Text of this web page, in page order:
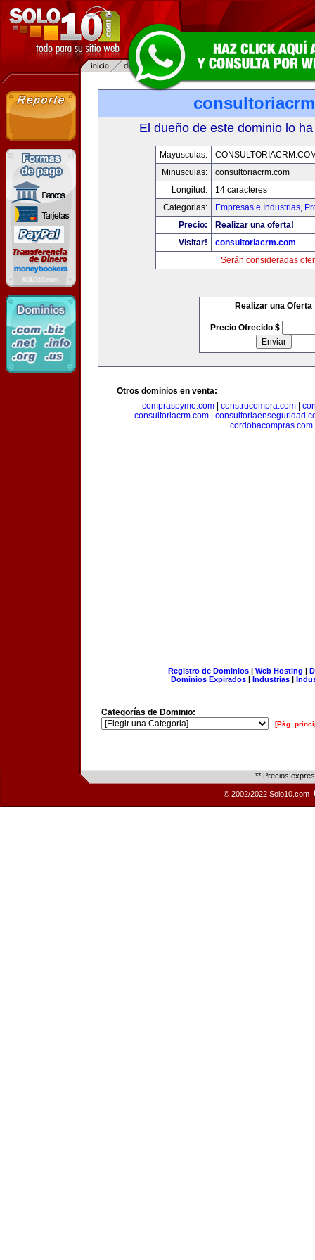
El dueño de este dominio lo
Mayusculas:
Minusculas:
consultoriacrm.com
Longitud:
14 caracteres
Categorias:
Empresas e Industrias,
Precio:
Realizar una oferta!
Visitar!
consultoriacrm.com
Serán consideradas
Realizar una Oferta
Precio Ofrecido $
Otros dominios en venta:
compraspyme.com
construcompra.com
consultoriacrm.com|
cordobacompras.com
Registro de Dominios| Web Hosting |
Dominios Expirados | Industrias |
Categorías de Dominio:
[Pág.
** Precios
© 2002/2022 Solo10.com